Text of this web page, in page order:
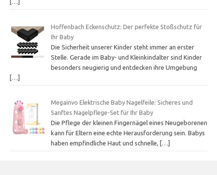
[…]
Hoffenbach Eckenschutz: Der perfekte Stoßschutz für
Ihr Baby
Die Sicherheit unserer Kinder steht immer an erster
Stelle. Gerade im Baby- und Kleinkindalter sind Kinder
besonders neugierig und entdecken ihre Umgebung
[…]
Megainvo Elektrische Baby Nagelfeile: Sicheres und
Sanftes Nagelpflege-Set für Ihr Baby
Die Pflege der kleinen Fingernägel eines Neugeborenen
kann für Eltern eine echte Herausforderung sein. Babys
haben empfindliche Haut und schnelle,
[…]